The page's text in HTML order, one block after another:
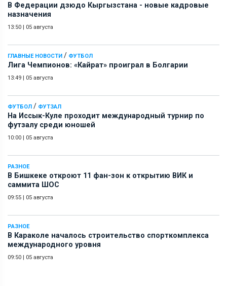
В Федерации дзюдо Кыргызстана - новые кадровые
назначения
13:50 | 05 августа
ГЛАВНЫЕ НОВОСТИ / ФУТБОЛ
Лига Чемпионов: «Кайрат» проиграл в Болгарии
13:49 | 05 августа
ФУТБОЛ / ФУТЗАЛ
На Иссык-Куле проходит международный турнир по
футзалу среди юношей
10:00 | 05 августа
РАЗНОЕ
В Бишкеке откроют 11 фан-зон к открытию ВИК и
саммита ШОС
09:55 | 05 августа
РАЗНОЕ
В Караколе началось строительство спорткомплекса
международного уровня
09:50 | 05 августа